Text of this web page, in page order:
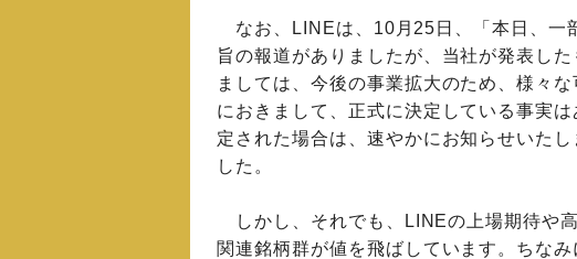
なお、LINEは、10月25日、「本日、一
旨の報道がありましたが、当社が発表し
ましては、今後の事業拡大のため、様々
におきまして、正式に決定している事実
定された場合は、速やかにお知らせいた
した。
しかし、それでも、LINEの上場期待や
関連銘柄群が値を飛ばしています。ちな